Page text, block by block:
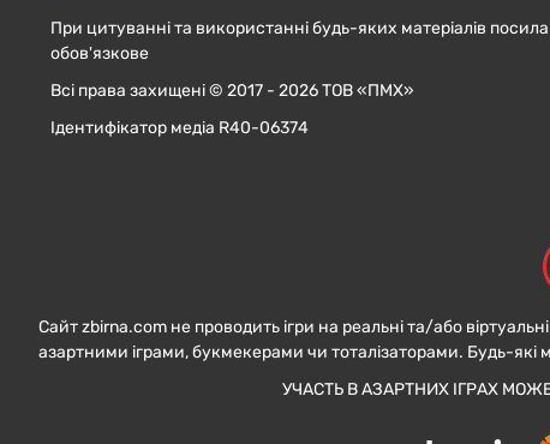
При цитуванні та використанні будь-яких матеріалів
обов'язкове
Всі права захищені © 2017 - 2026 ТОВ «ПМХ»
Ідентифікатор медіа R40-06374
Сайт zbirna.com не проводить ігри на реальні та/або
азартними іграми, букмекерами чи тоталізаторами. Будь-які
УЧАСТЬ В АЗАРТНИХ ІГРАХ